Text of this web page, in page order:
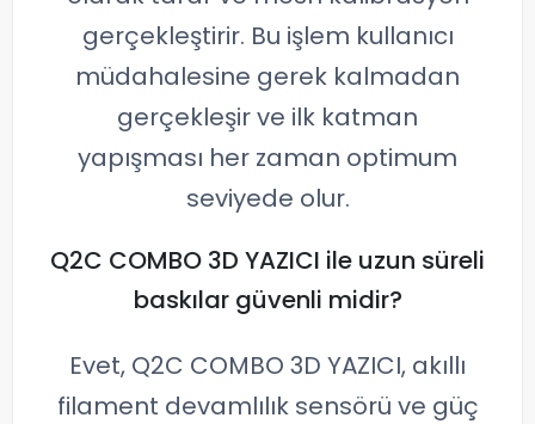
gerçekleştirir. Bu işlem kullanıcı
müdahalesine gerek kalmadan
gerçekleşir ve ilk katman
yapışması her zaman optimum
seviyede olur.
Q2C COMBO 3D YAZICI ile uzun süreli
baskılar güvenli midir?
Evet, Q2C COMBO 3D YAZICI, akıllı
filament devamlılık sensörü ve güç